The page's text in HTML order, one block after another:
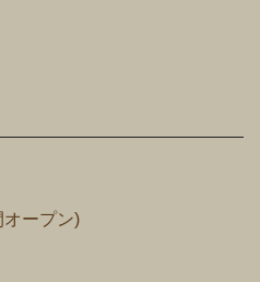
ープン)